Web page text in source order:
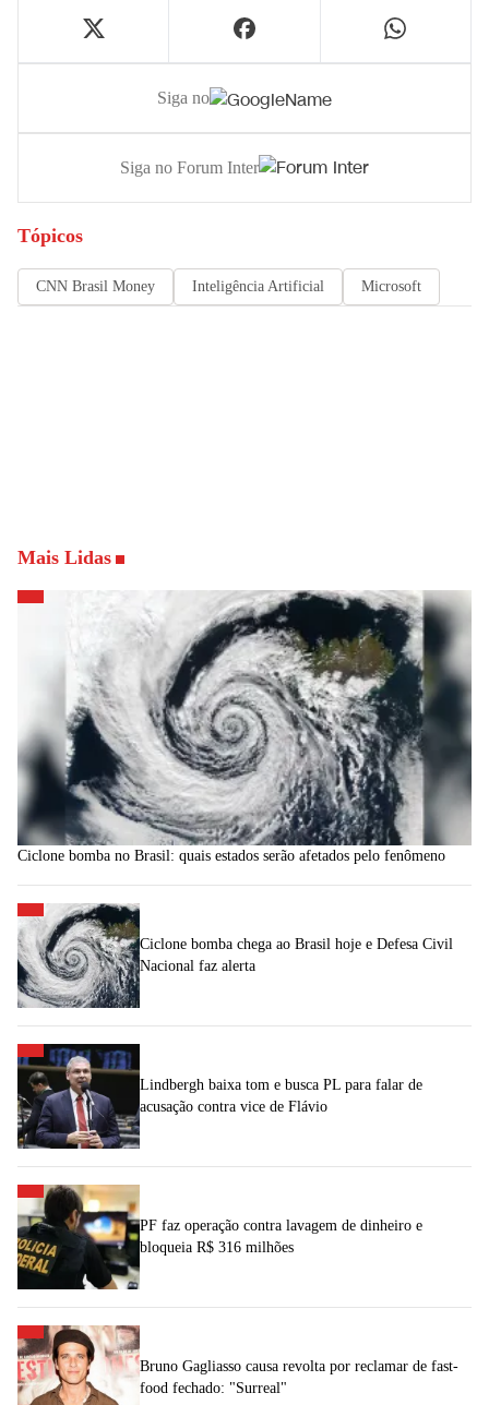
Siga no
Siga no Forum Inter
Tópicos
CNN Brasil Money Inteligência Artificial Microsoft
Mais Lidas
Ciclone bomba no Brasil: quais estados serão afetados pelo fenômeno
Ciclone bomba chega ao Brasil hoje e Defesa Civil
Nacional faz alerta
Lindbergh baixa tom e busca PL para falar de
acusação contra vice de Flávio
PF faz operação contra lavagem de dinheiro e
bloqueia R$ 316 milhões
Bruno Gagliasso causa revolta por reclamar de fast-
food fechado: "Surreal"